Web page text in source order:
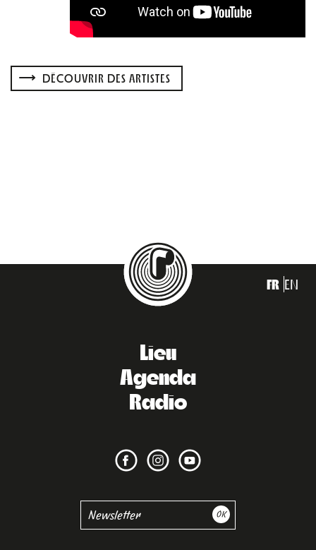
DÉCOUVRIR DES ARTISTES
FR EN
Lieu
Agenda
Radio